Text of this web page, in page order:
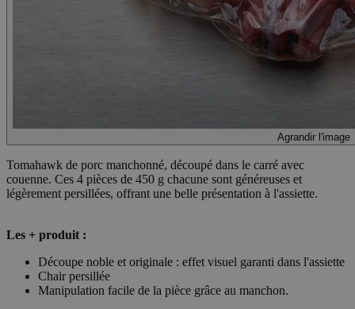
Agrandir l'image
Tomahawk de porc manchonné, découpé dans le carré avec
couenne. Ces 4 pièces de 450 g chacune sont généreuses et
légèrement persillées, offrant une belle présentation à l'assiette.
Les + produit :
Découpe noble et originale : effet visuel garanti dans l'assiette
Chair persillée
Manipulation facile de la pièce grâce au manchon.